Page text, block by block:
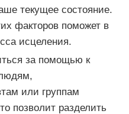
текущее состояние.
факторов поможет в
исцеления.
за помощью к
или группам
позволит разделить